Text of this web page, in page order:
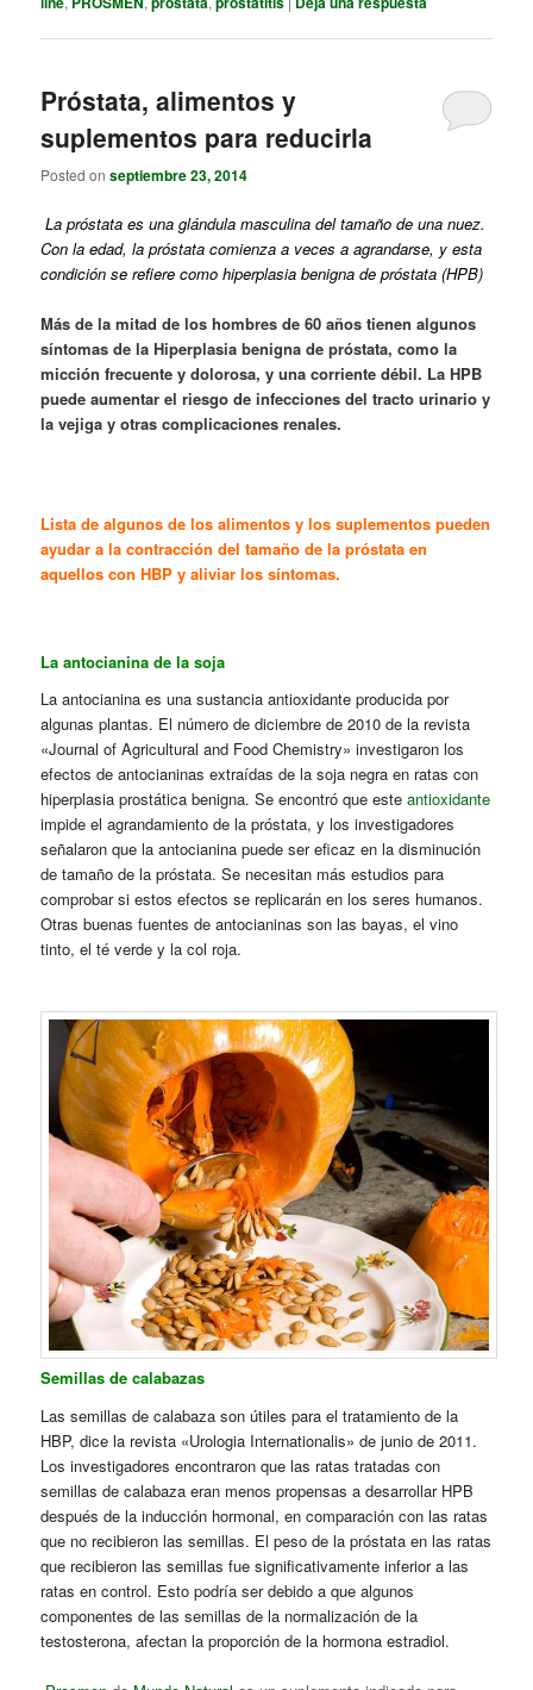
Próstata, alimentos y
suplementos para reducirla
Posted onseptiembre 23, 2014
La próstata es una glándula masculina del tamaño de una nuez.
Con la edad, la próstata comienza a veces a agrandarse, y esta
condición se refiere como hiperplasia benigna de próstata (HPB)
Más de la mitad de los hombres de 60 años tienen algunos
síntomas de la Hiperplasia benigna de próstata, como la
micción frecuente y dolorosa, y una corriente débil. La HPB
puede aumentar el riesgo de infecciones del tracto urinario y
la vejiga y otras complicaciones renales.
Lista de algunos de los alimentos y los suplementos pueden
ayudar a la contracción del tamaño de la próstata en
aquellos con HBP y aliviar los síntomas.
La antocianina de la soja
La antocianina es una sustancia antioxidante producida por
algunas plantas. El número de diciembre de 2010 de la revista
«Journal of Agricultural and Food Chemistry» investigaron los
efectos de antocianinas extraídas de la soja negra en ratas con
hiperplasia prostática benigna. Se encontró que esteantioxidante
impide el agrandamiento de la próstata, y los investigadores
señalaron que la antocianina puede ser eficaz en la disminución
de tamaño de la próstata. Se necesitan más estudios para
comprobar si estos efectos se replicarán en los seres humanos.
Otras buenas fuentes de antocianinas son las bayas, el vino
tinto, el té verde y la col roja.
Semillas de calabazas
Las semillas de calabaza son útiles para el tratamiento de la
HBP, dice la revista «Urologia Internationalis» de junio de 2011.
Los investigadores encontraron que las ratas tratadas con
semillas de calabaza eran menos propensas a desarrollar HPB
después de la inducción hormonal, en comparación con las ratas
que no recibieron las semillas. El peso de la próstata en las ratas
que recibieron las semillas fue significativamente inferior a las
ratas en control. Esto podría ser debido a que algunos
componentes de las semillas de la normalización de la
testosterona, afectan la proporción de la hormona estradiol.